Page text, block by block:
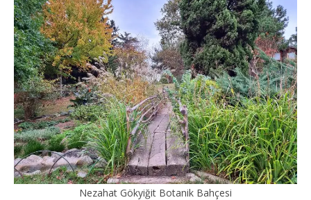
Nezahat Gökyiğit Botanik Bahçesi